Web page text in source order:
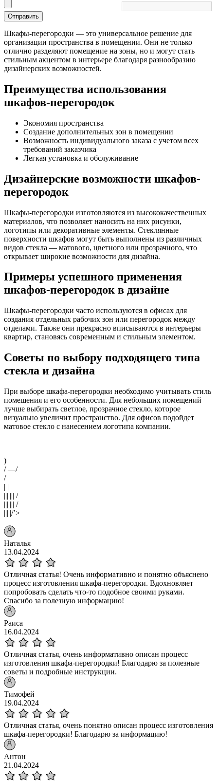
Отправить
Шкафы-перегородки — это универсальное решение для
организации пространства в помещении. Они не только
отлично разделяют помещение на зоны, но и могут стать
стильным акцентом в интерьере благодаря разнообразию
дизайнерских возможностей.
Преимущества использования
шкафов-перегородок
Экономия пространства
Создание дополнительных зон в помещении
Возможность индивидуального заказа с учетом всех
требований заказчика
Легкая установка и обслуживание
Дизайнерские возможности шкафов-
перегородок
Шкафы-перегородки изготовляются из высококачественных
материалов, что позволяет наносить на них рисунки,
логотипы или декоративные элементы. Стеклянные
поверхности шкафов могут быть выполнены из различных
видов стекла — матового, цветного или прозрачного, что
открывает широкие возможности для дизайна.
Примеры успешного применения
шкафов-перегородок в дизайне
Шкафы-перегородки часто используются в офисах для
создания отдельных рабочих зон или перегородок между
отделами. Также они прекрасно вписываются в интерьеры
квартир, становясь современным и стильным элементом.
Советы по выбору подходящего типа
стекла и дизайна
При выборе шкафа-перегородки необходимо учитывать стиль
помещения и его особенности. Для небольших помещений
лучше выбирать светлое, прозрачное стекло, которое
визуально увеличит пространство. Для офисов подойдет
матовое стекло с нанесением логотипа компании.
)
/ —/
/
| |
||||||| /
||||||| /
|||||/’>
Наталья
13.04.2024
Отличная статья! Очень информативно и понятно объяснено
процесс изготовления шкафа-перегородки. Вдохновляет
попробовать сделать что-то подобное своими руками.
Спасибо за полезную информацию!
Раиса
16.04.2024
Отличная статья, очень информативно описан процесс
изготовления шкафа-перегородки! Благодарю за полезные
советы и подробные инструкции.
Тимофей
19.04.2024
Отличная статья, очень понятно описан процесс изготовления
шкафа-перегородки! Благодарю за информацию!
Антон
21.04.2024